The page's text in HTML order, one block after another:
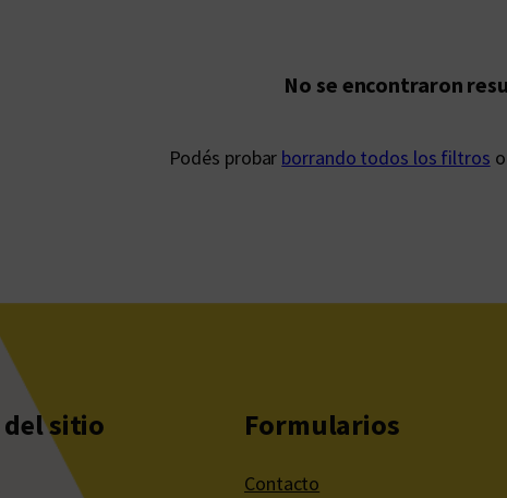
No se encontraron
Podés probar borrando todos los filtros
del sitio Formularios
Contacto